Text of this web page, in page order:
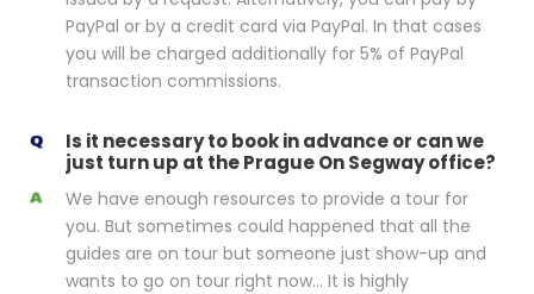
PayPal or by a credit card via PayPal. In that cases
you will be charged additionally for 5% of PayPal
transaction commissions.
Is it necessary to book in advance or can we
just turn up at the Prague On Segway office?
We have enough resources to provide a tour for
you. But sometimes could happened that all the
guides are on tour but someone just show-up and
wants to go on tour right now... It is highly